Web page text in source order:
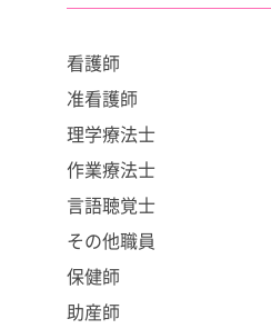
看護師
准看護師
理学療法士
作業療法士
言語聴覚士
その他職員
保健師
助産師